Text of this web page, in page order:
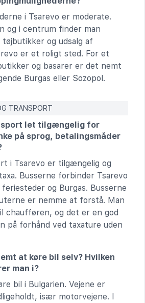
i Tsarevo er moderate.
og i centrum finder man
og udsalg af
er et roligt sted. For et
og basarer er det nemt
Burgas eller Sozopol.
TRANSPORT
let tilgængelig for
på sprog, betalingsmåder
i Tsarevo er tilgængelig og
Busserne forbinder Tsarevo
og Burgas. Busserne
er nemme at forstå. Man
chaufføren, og det er en god
på forhånd ved taxature uden
at køre bil selv? Hvilken
man i?
bil i Bulgarien. Vejene er
især motorvejene. I